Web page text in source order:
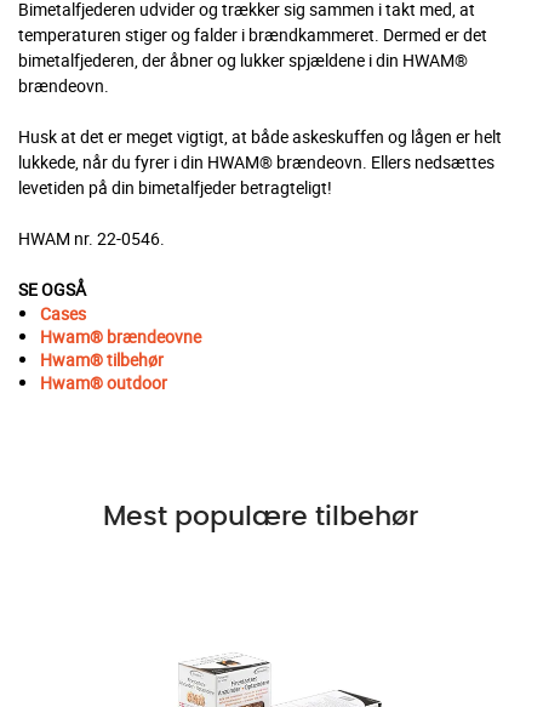
Bimetalfjederen udvider og trækker sig sammen i takt med, at
temperaturen stiger og falder i brændkammeret. Dermed er det
bimetalfjederen, der åbner og lukker spjældene i din HWAM®
brændeovn.
Husk at det er meget vigtigt, at både askeskuffen og lågen er helt
lukkede, når du fyrer i din HWAM® brændeovn. Ellers nedsættes
levetiden på din bimetalfjeder betragteligt!
HWAM nr. 22-0546.
SE OGSÅ
Cases
Hwam® brændeovne
Hwam®tilbehør
Hwam®outdoor
Mest populære tilbehør